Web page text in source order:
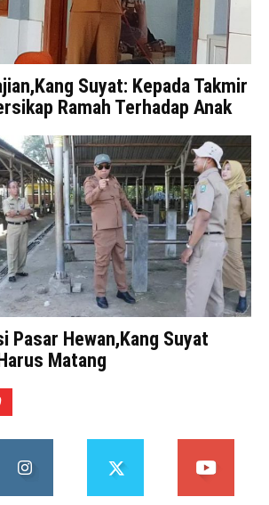
Suyat: Kepada Takmir
Ramah Terhadap Anak
Pasar Hewan,Kang Suyat
Matang